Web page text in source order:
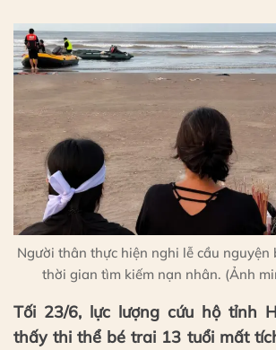
Người thân thực hiện nghi lễ cầu nguyện
thời gian tìm kiếm nạn nhân. (Ảnh
Tối 23/6, lực lượng cứu hộ tỉnh
thấy thi thể bé trai 13 tuổi mất